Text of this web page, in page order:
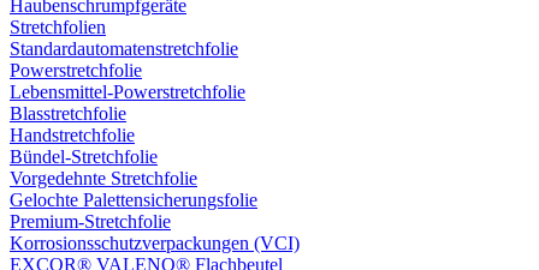
Haubenschrumpfgeräte
Stretchfolien
Standardautomatenstretchfolie
Powerstretchfolie
Lebensmittel-Powerstretchfolie
Blasstretchfolie
Handstretchfolie
Bündel-Stretchfolie
Vorgedehnte Stretchfolie
Gelochte Palettensicherungsfolie
Premium-Stretchfolie
Korrosionsschutzverpackungen (VCI)
EXCOR® VALENO® Flachbeutel